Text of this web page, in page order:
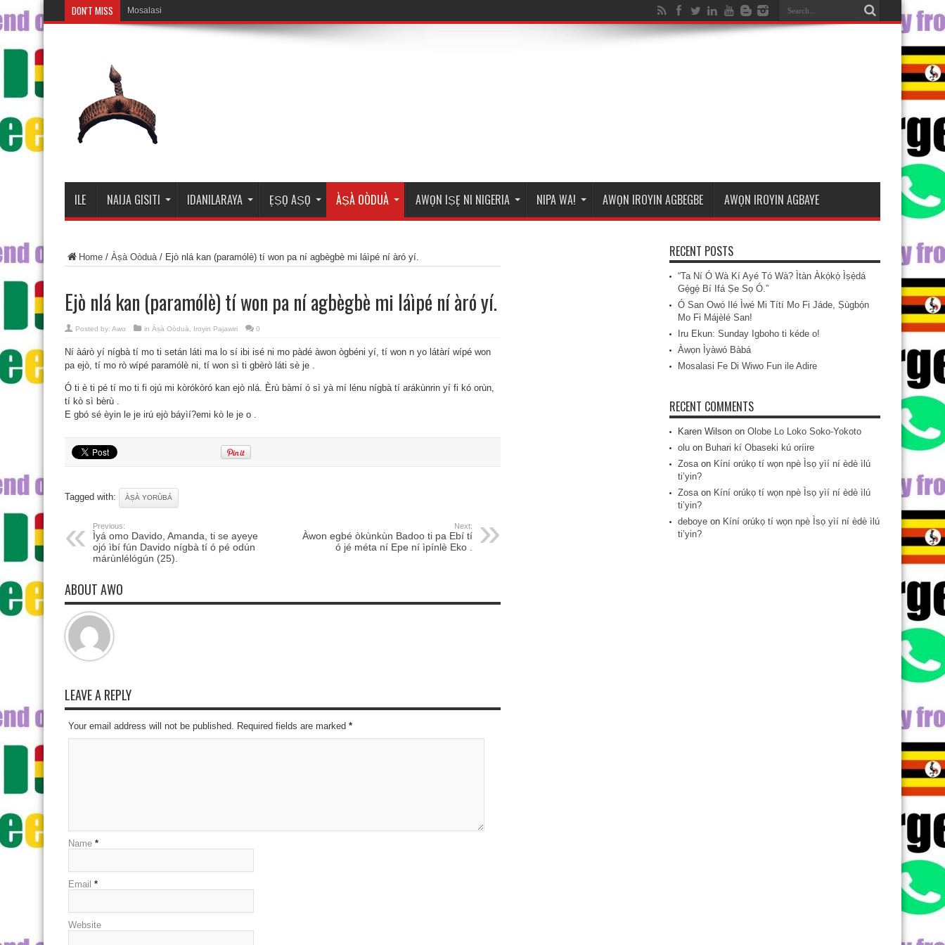
DON'T MISS Mosalasi Fe Di Wiwo
ILE NAIJA GISITI IDANILARAYA ẸṢỌ AṢỌ ÀṢÀ OÒDUÀ AWỌN IṢẸ NI NIGERIA NIPA WA! AWỌN IROYIN AGBEGBE AWỌN IROYIN AGBAYE
Home / Àṣà Oòduà/ Ejò nlá kan (paramólè) tí won pa ní agbègbè mi láìpé ní àró yí.
Ejò nlá kan (paramólè) tí won pa ní agbègbè mi láìpé ní àró yí.
Posted by: Awo in Àṣà Oòduà Iroyin Pajawiri 0
Ní àárò yí nígbà tí mo ti setán láti ma lo sí ibi isé ni mo pàdé àwon ògbéni yí, tí won n yo látàrí wípé won
pa ejò, tí mo rò wípé paramólè ni, tí won sì ti gbèrò láti sè je .
Ó ti è ti pé tí mo ti fi ojú mi kòrókòró kan ejò nlá. Èrù bàmí ó sì yà mí lénu nígbà tí arákùnrin yí fi kó orùn,
tí kò sì bèrù .
E gbó sé èyin le je irú ejò báyìí?emi kò le je o .
Tagged with: ÀṢÀ YORÙBÁ
Previous:
Ìyá omo Davido, Amanda, ti se ayeye
ojó ìbí fún Davido nígbà tí ó pé odún
márùnlélógún (25).
Next:
Àwon egbé òkùnkùn Badoo ti pa Ebí tí
ó jé méta ní Epe ní ìpínlè Eko .
ABOUT AWO
LEAVE A REPLY
Your email address will not be published. Required fields are marked *
Name *
Email *
Website
RECENT POSTS
“Ta Ní Ó Wà Kí Ayé Tó Wà? Ìtàn Àkọ́kọ́ Ìṣẹ̀dá
Gẹ́gẹ́ Bí Ifá Ṣe Sọ Ó.”
Ó San Owó Ilé Ìwé Mi Títí Mo Fi Jáde, Ṣùgbọ́n
Mo Fi Májèlé San!
Iru Ekun: Sunday Igboho ti kéde o!
Àwọn Ìyàwó Bàbá
Mosalasi Fe Di Wiwo Fun ile Adire
RECENT COMMENTS
Karen Wilson on Olobe Lo Loko Soko-Yokoto
olu on Buhari kí Obaseki kú oríire
Zosaon Kíní orúkọ tí wọn npè Ìsọ yìí ní èdè ìlú
ti’yin?
Zosaon Kíní orúkọ tí wọn npè Ìsọ yìí ní èdè ìlú
ti’yin?
deboye on Kíní orúkọ tí wọn npè Ìsọ yìí ní èdè ìlú
ti’yin?